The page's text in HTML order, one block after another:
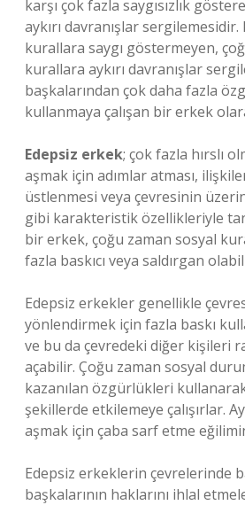
karşı çok fazla saygısızlık
aykırı davranışlar
kurallara saygı göstermeyen,
kurallara aykırı davranışlar
başkalarından çok daha fazla
kullanmaya çalışan bir erkek
Edepsiz erkek; çok fazla hırslı
aşmak için adımlar atması,
üstlenmesi veya çevresinin
gibi karakteristik özellikleriyle
bir erkek, çoğu zaman sosyal
fazla baskıcı veya saldırgan
Edepsiz erkekler genellikle
yönlendirmek için fazla baskı
ve bu da çevredeki diğer kişileri
açabilir. Çoğu zaman sosyal
kazanılan özgürlükleri
şekillerde etkilemeye çalışırlar.
aşmak için çaba sarf etme
Edepsiz erkeklerin çevrelerinde
başkalarının haklarını ihlal